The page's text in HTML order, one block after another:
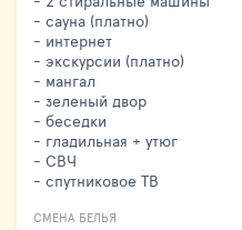
- сауна (платно)
- интернет
- экскурсии (платно)
- мангал
- зеленый двор
- беседки
- гладильная + утюг
- СВЧ
- спутниковое ТВ
СМЕНА БЕЛЬЯ